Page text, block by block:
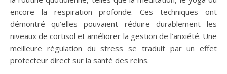
encore la respiration profonde. Ces techniques ont
démontré qu’elles pouvaient réduire durablement les
niveaux de cortisol et améliorer la gestion de l’anxiété. Une
meilleure régulation du stress se traduit par un effet
protecteur direct sur la santé des reins.